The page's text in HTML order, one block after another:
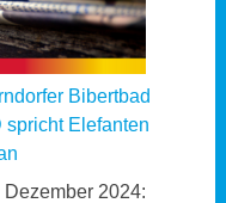
Bibertbad
spricht Elefanten
2024: